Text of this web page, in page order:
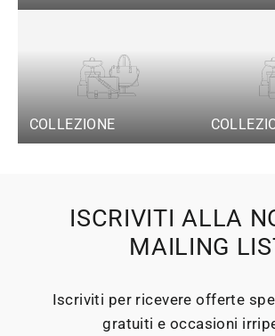
COLLEZIONE
ISCRIVITI ALLA
MAILING
Iscriviti per ricevere offerte
gratuiti e occasioni